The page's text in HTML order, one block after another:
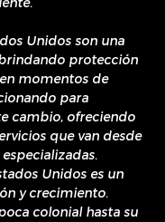
Unidos son una
protección
momentos de
para
cambio, ofreciendo
que van desde
Unidos es un
y crecimiento.
colonial hasta su